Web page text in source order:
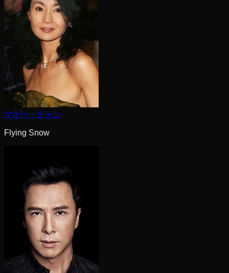
マギー・チャン
Flying Snow